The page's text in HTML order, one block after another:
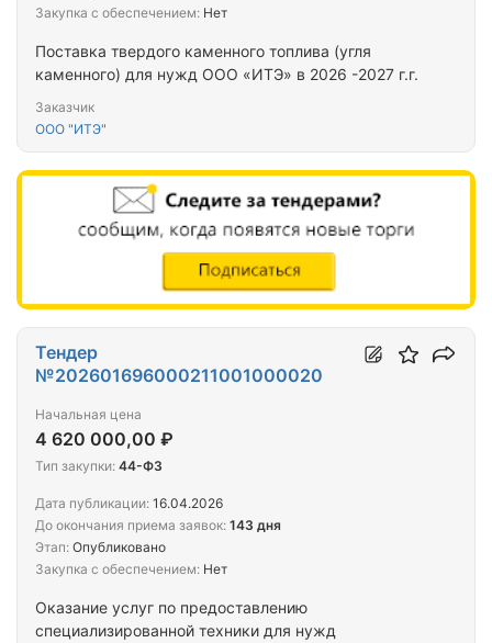
Поставка твердого каменного топлива (угля
каменного) для нужд ООО «ИТЭ» в 2026 -2027 г.г.
Заказчик
ООО "ИТЭ"
Закупка с обеспечением: Нет
Оказание услуг по предоставлению
специализированной техники для нужд
Тендер
№202601696000211001000020
Начальная цена
4 620 000,00 ₽
Тип закупки: 44-ФЗ
Дата публикации: 16.04.2026
До окончания приема заявок: 143 дня
Этап: Опубликовано
Закупка с обеспечением: Нет